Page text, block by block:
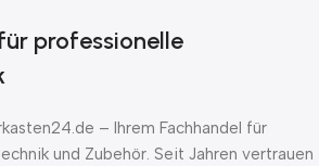
professionelle
– Ihrem Fachhandel für
und Zubehör. Seit Jahren vertrauen